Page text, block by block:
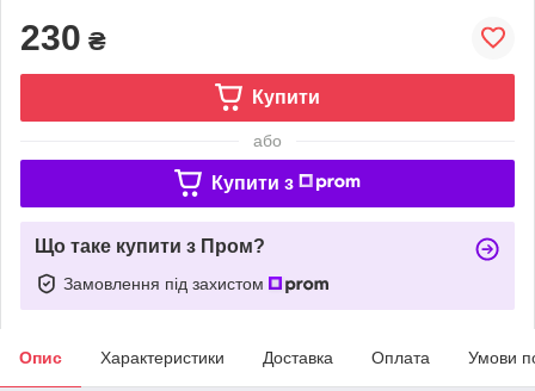
230 ₴
Купити
або
Купити з
Що таке купити з Пром?
Замовлення під захистом
Опис Характеристики Доставка Оплата Умови